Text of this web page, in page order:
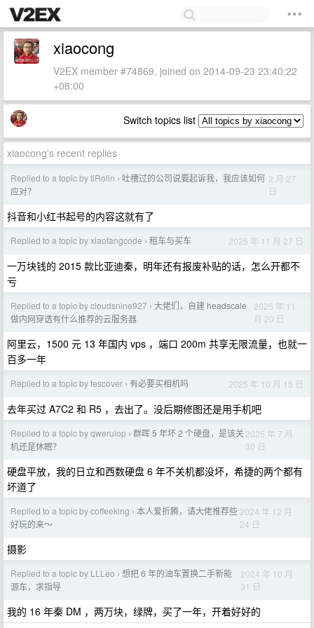
xiaocong
V2EX member #74869, joined on 2014-09-23 23:40:22
+08:00
Switch topics list
xiaocong's recent replies
Replied to a topic by tiRolin › 吐槽过的公司说要起诉我，我应该如何
应对？
2 月 27
日
抖音和小红书起号的内容这就有了
Replied to a topic by xiaofangcode › 租车与买车 2025 年 11 月 27 日
一万块钱的 2015 款比亚迪秦，明年还有报废补贴的话，怎么开都不
亏
Replied to a topic by cloudsnine927 › 大佬们，自建 headscale
做内网穿透有什么推荐的云服务器
2025 年 11
月 20 日
阿里云，1500 元 13 年国内 vps ，端口 200m 共享无限流量，也就一
百多一年
Replied to a topic by fescover › 有必要买相机吗 2025 年 10 月 15 日
去年买过 A7C2 和 R5 ，去出了。没后期修图还是用手机吧
Replied to a topic by qweruiop › 群晖 5 年坏 2 个硬盘，是该关
机还是休眠？
2025 年 7 月
30 日
硬盘平放，我的日立和西数硬盘 6 年不关机都没坏，希捷的两个都有
坏道了
Replied to a topic by coffeeking › 本人爱折腾，请大佬推荐些
好玩的来～
2024 年 12 月
24 日
摄影
Replied to a topic by LLLeo › 想把 6 年的油车置换二手新能
源车，求指导
2024 年 10 月
31 日
我的 16 年秦 DM ，两万块，绿牌，买了一年，开着好好的